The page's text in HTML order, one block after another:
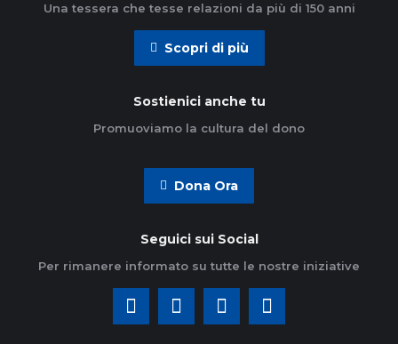
Una tessera che tesse relazioni da più di 150 anni
Scopri di più
Sostienici anche tu
Promuoviamo la cultura del dono
Dona Ora
Seguici sui Social
Per rimanere informato su tutte le nostre iniziative